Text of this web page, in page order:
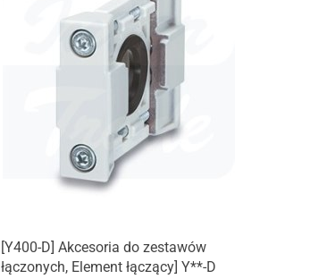
[Y400-D] Akcesoria do zestawów
łączonych, Element łączący] Y**-D